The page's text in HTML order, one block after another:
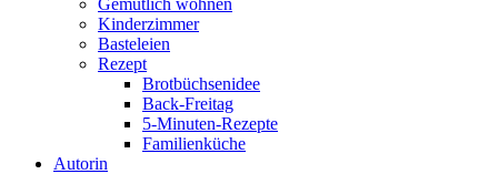
Gemütlich wohnen
Kinderzimmer
Basteleien
Rezept
Brotbüchsenidee
Back-Freitag
5-Minuten-Rezepte
Familienküche
Autorin